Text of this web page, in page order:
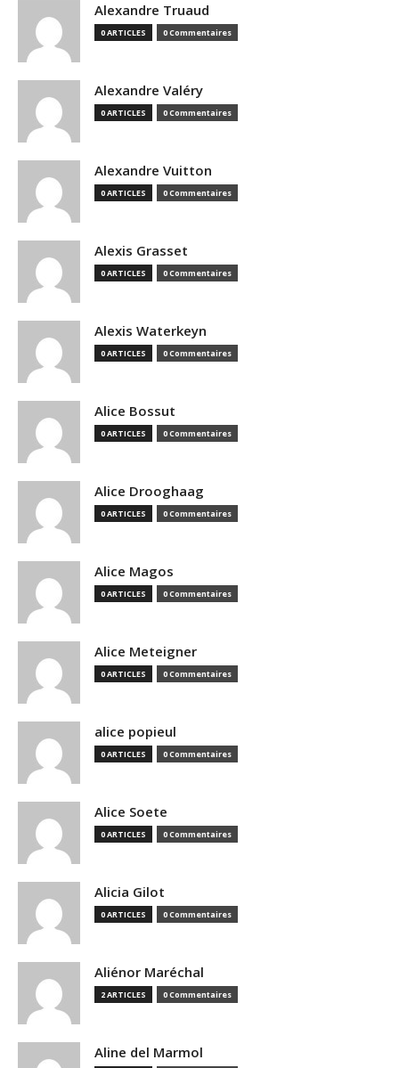
Alexandre Truaud
0 ARTICLES 0 Commentaires
Alexandre Valéry
0 ARTICLES 0 Commentaires
Alexandre Vuitton
0 ARTICLES 0 Commentaires
Alexis Grasset
0 ARTICLES 0 Commentaires
Alexis Waterkeyn
0 ARTICLES 0 Commentaires
Alice Bossut
0 ARTICLES 0 Commentaires
Alice Drooghaag
0 ARTICLES 0 Commentaires
Alice Magos
0 ARTICLES 0 Commentaires
Alice Meteigner
0 ARTICLES 0 Commentaires
alice popieul
0 ARTICLES 0 Commentaires
Alice Soete
0 ARTICLES 0 Commentaires
Alicia Gilot
0 ARTICLES 0 Commentaires
Aliénor Maréchal
2 ARTICLES 0 Commentaires
Aline del Marmol